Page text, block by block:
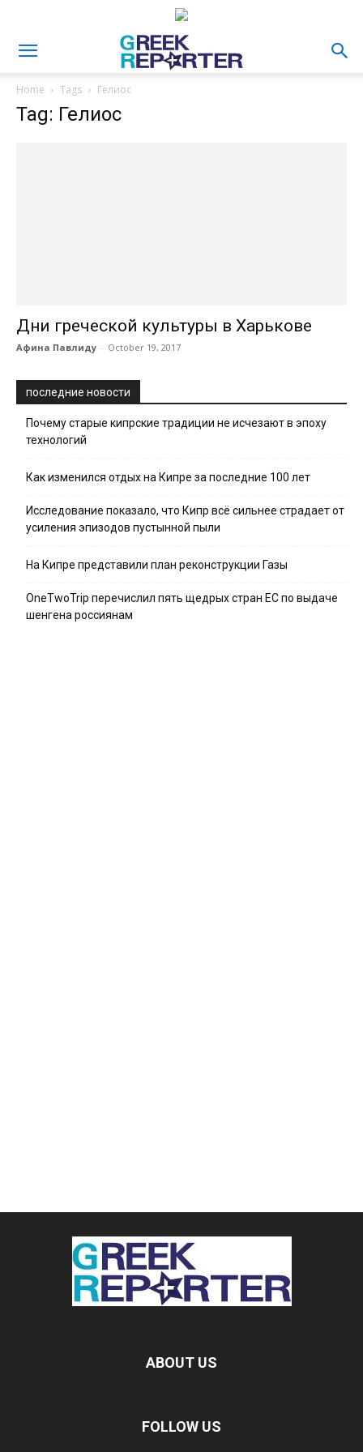
Home Tags Гелиос
Tag: Гелиос
Дни греческой культуры в Харькове
Афина Павлиду - October 19, 2017
последние новости
Почему старые кипрские традиции не исчезают в эпоху
технологий
Как изменился отдых на Кипре за последние 100 лет
Исследование показало, что Кипр всё сильнее страдает от
усиления эпизодов пустынной пыли
На Кипре представили план реконструкции Газы
OneTwoTrip перечислил пять щедрых стран ЕС по выдаче
шенгена россиянам
ABOUT US
FOLLOW US